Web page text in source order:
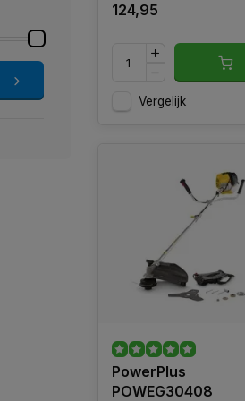
124,95
Vergelijk
PowerPlus
POWEG30408